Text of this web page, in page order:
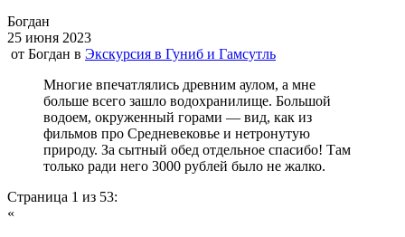
Богдан
25 июня 2023
от Богдан в Экскурсия в Гуниб и Гамсутль
Многие впечатлялись древним аулом, а мне
больше всего зашло водохранилище. Большой
водоем, окруженный горами — вид, как из
фильмов про Средневековье и нетронутую
природу. За сытный обед отдельное спасибо! Там
только ради него 3000 рублей было не жалко.
Страница 1 из 53:
«